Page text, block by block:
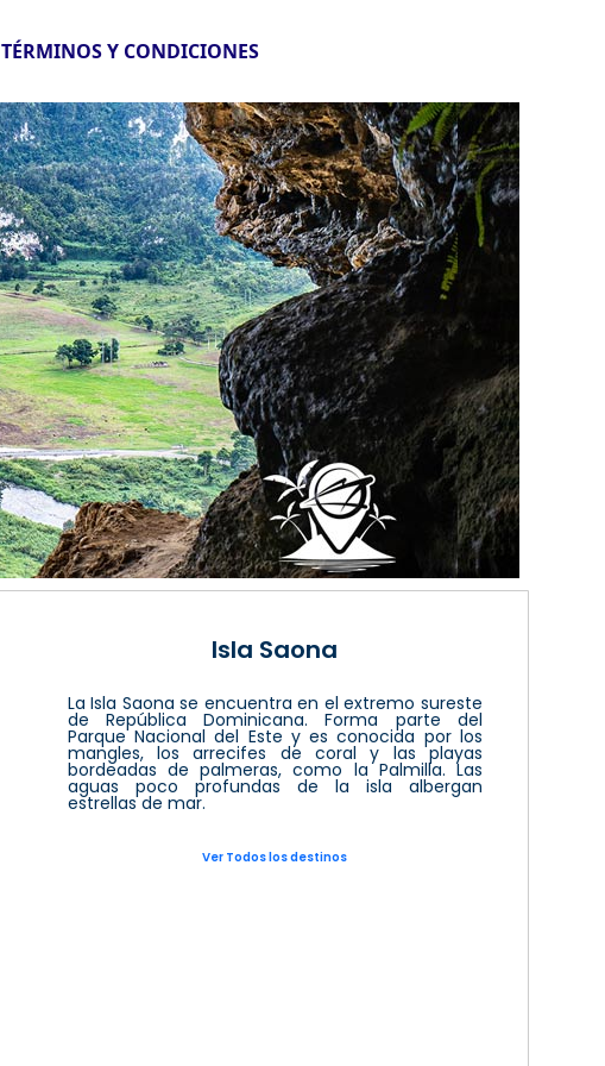
TÉRMINOS Y CONDICIONES
Isla Saona
La Isla Saona se encuentra en el extremo sureste
de República Dominicana. Forma parte del
Parque Nacional del Este y es conocida por los
mangles, los arrecifes de coral y las playas
bordeadas de palmeras, como la Palmilla. Las
aguas poco profundas de la isla albergan
estrellas de mar.
Ver Todos los destinos